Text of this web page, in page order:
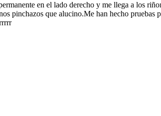
en el lado derecho y me llega a los
pinchazos que alucino.Me han hecho pruebas